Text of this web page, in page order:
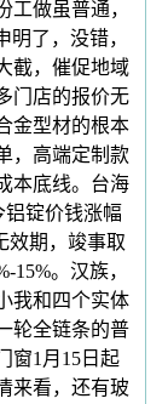
工做虽普通，
明了，没错，
截，催促地域
门店的报价无
金型材的根本
，高端定制款
本底线。台海
铝锭价钱涨幅
效期，竣事取
15%。汉族，
我和四个实体
轮全链条的普
窗1月15日起
来看，还有玻